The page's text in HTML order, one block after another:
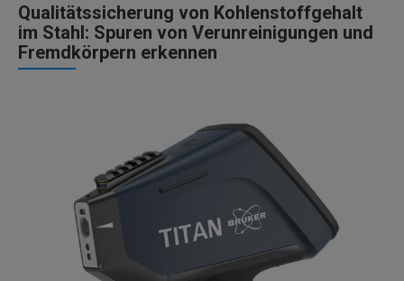
Qualitätssicherung von Kohlenstoffgehalt
im Stahl: Spuren von Verunreinigungen und
Fremdkörpern erkennen